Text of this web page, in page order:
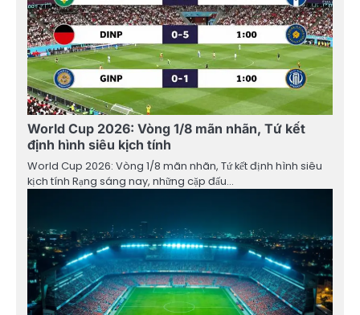
World Cup 2026: Vòng 1/8 mãn nhãn, Tứ kết
định hình siêu kịch tính
World Cup 2026: Vòng 1/8 mãn nhãn, Tứ kết định hình siêu
kịch tính Rạng sáng nay, những cặp đấu…